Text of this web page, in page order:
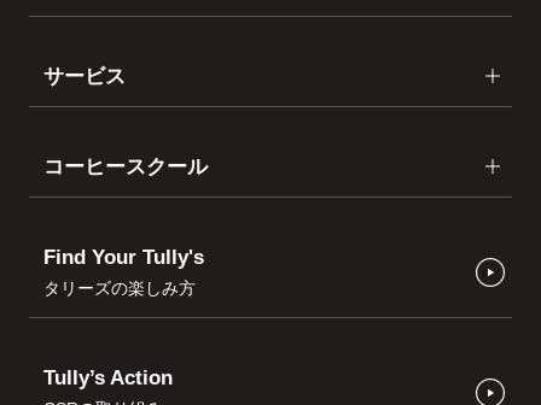
サービス
コーヒースクール
Find Your Tully's
タリーズの楽しみ方
Tully’s Action